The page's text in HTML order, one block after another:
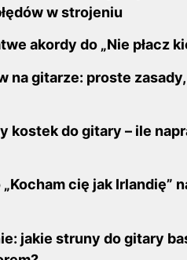
w strojeniu
akordy do „Nie płacz
na gitarze: proste
kostek do gitary – ile
cię jak Irlandię”
jakie struny do gitary